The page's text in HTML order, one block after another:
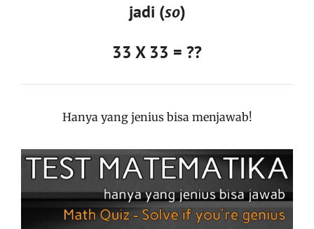
jadi (so)
33 X 33 = ??
Hanya yang jenius bisa menjawab!